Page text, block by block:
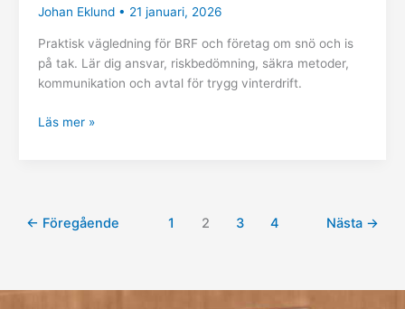
Johan Eklund • 21 januari, 2026
Praktisk vägledning för BRF och företag om snö och is
på tak. Lär dig ansvar, riskbedömning, säkra metoder,
kommunikation och avtal för trygg vinterdrift.
Läs mer »
← Föregående 1 2 3 4 Nästa →